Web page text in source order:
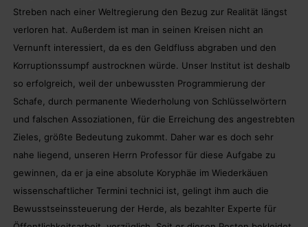
Streben nach einer Weltregierung den Bezug zur Realität längst
verloren hat. Außerdem ist man in seinen Kreisen nicht an
Vernunft interessiert, da es den Geldfluss abgraben und den
Korruptionssumpf austrocknen würde. Unser Institut ist deshalb
so erfolgreich, weil der unbewussten Programmierung der
Schafe, durch permanente Wiederholung von Schlüsselwörtern
und falschen Assoziationen, für die Erreichung des angestrebten
Zieles, größte Bedeutung zukommt. Daher war es doch sehr
nahe liegend, unseren Herrn Professor für diese Aufgabe zu
gewinnen, da er ja eine absolute Koryphäe im Wiederkäuen
wissenschaftlicher Termini technici ist, gelingt ihm auch die
Bewusstseinssteuerung der Herde, als bezahlter Experte für